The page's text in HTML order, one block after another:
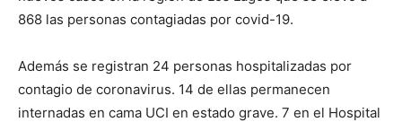
868 las personas contagiadas por covid-19.
Además se registran 24 personas hospitalizadas por
contagio de coronavirus. 14 de ellas permanecen
internadas en cama UCI en estado grave. 7 en el Hospital